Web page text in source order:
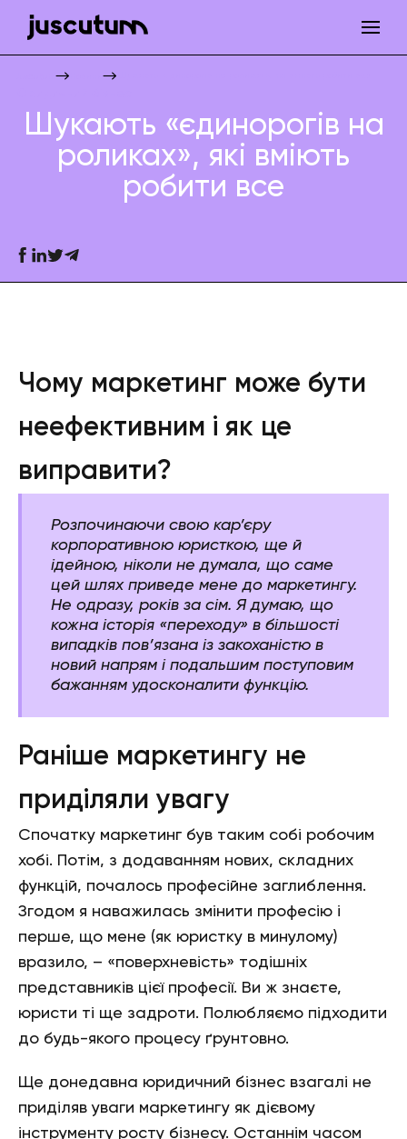
Шукають «єдинорогів на
роликах», які вміють
робити все
Чому маркетинг може бути
неефективним і як це
виправити?
Розпочинаючи свою кар’єру
корпоративною юристкою, ще й
ідейною, ніколи не думала, що саме
цей шлях приведе мене до маркетингу.
Не одразу, років за сім. Я думаю, що
кожна історія «переходу» в більшості
випадків пов’язана із закоханістю в
новий напрям і подальшим поступовим
бажанням удосконалити функцію.
Раніше маркетингу не
приділяли увагу
Спочатку маркетинг був таким собі робочим
хобі. Потім, з додаванням нових, складних
функцій, почалось професійне заглиблення.
Згодом я наважилась змінити професію і
перше, що мене (як юристку в минулому)
вразило, – «поверхневість» тодішніх
представників цієї професії. Ви ж знаєте,
юристи ті ще задроти. Полюбляємо підходити
до будь-якого процесу ґрунтовно.
Ще донедавна юридичний бізнес взагалі не
приділяв уваги маркетингу як дієвому
інструменту росту бізнесу. Останнім часом